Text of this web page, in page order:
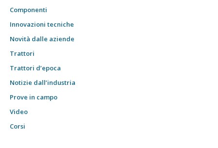
Componenti
Innovazioni tecniche
Novità dalle aziende
Trattori
Trattori d’epoca
Notizie dall’industria
Prove in campo
Video
Corsi